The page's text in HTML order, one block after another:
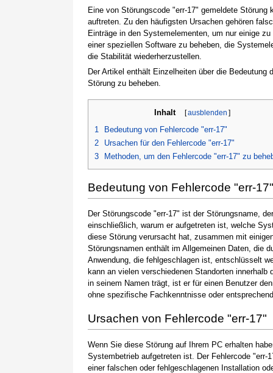
Eine von Störungscode "err-17" gemeldete
auftreten. Zu den häufigsten Ursachen gehören
Einträge in den Systemelementen, um nur einige
einer speziellen Software zu beheben, die
die Stabilität wiederherzustellen.
Der Artikel enthält Einzelheiten über die
Störung zu beheben.
Inhalt [ ausblenden ]
1
Bedeutung von Fehlercode "err-17"
2
Ursachen für den Fehlercode "err-17"
3
Methoden, um den Fehlercode "err-17" zu
Bedeutung von Fehlercode "err-17"
Der Störungscode "err-17" ist der Störungsname,
einschließlich, warum er aufgetreten ist, welche
diese Störung verursacht hat, zusammen mit
Störungsnamen enthält im Allgemeinen Daten, die
Anwendung, die fehlgeschlagen ist, entschlüsselt
kann an vielen verschiedenen Standorten
in seinem Namen trägt, ist er für einen Benutzer
ohne spezifische Fachkenntnisse oder
Ursachen von Fehlercode "err-17"
Wenn Sie diese Störung auf Ihrem PC erhalten
Systembetrieb aufgetreten ist. Der Fehlercode
einer falschen oder fehlgeschlagenen Installation